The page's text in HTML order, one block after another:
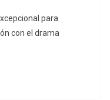
para
con el drama